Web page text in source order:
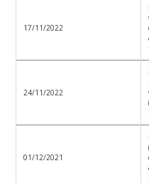
17/11/2022
24/11/2022
01/12/2021